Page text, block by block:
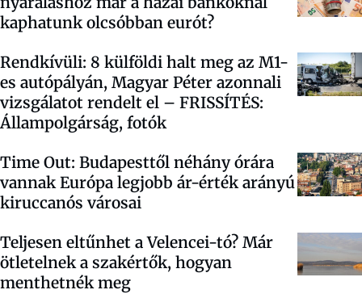
kaphatunk olcsóbban eurót?
Rendkívüli: 8 külföldi halt meg az M1-
es autópályán, Magyar Péter azonnali
vizsgálatot rendelt el – FRISSÍTÉS:
Állampolgárság, fotók
Time Out: Budapesttől néhány órára
vannak Európa legjobb ár-érték arányú
kiruccanós városai
Teljesen eltűnhet a Velencei-tó? Már
ötletelnek a szakértők, hogyan
menthetnék meg